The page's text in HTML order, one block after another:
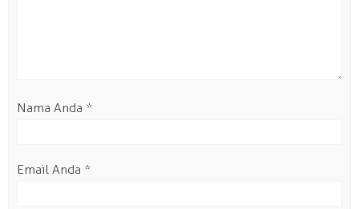
Nama Anda *
Email Anda *